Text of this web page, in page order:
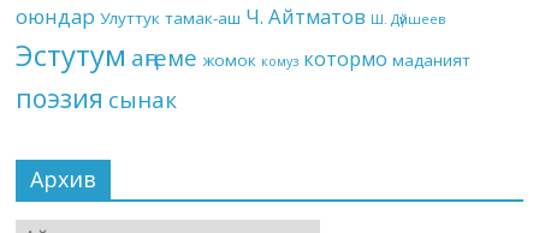
оюндар Улуттук тамак-аш Ч. Айтматов Ш. Дүйшеев
Эстутум аңгеме жомок комуз котормо маданият
поэзия сынак
Архив